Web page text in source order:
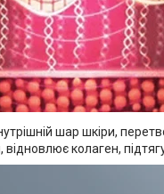
шар шкіри,
колаген,